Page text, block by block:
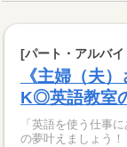
[パート・アルバイ
《主婦（夫
K◎英語教室
「英語を使う仕事
の夢叶えましょう！ ●仕事内容 通常の英会話教室ではなく、 パソコ